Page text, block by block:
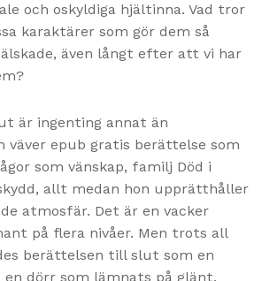
och oskyldiga hjältinna. Vad tror
karaktärer som gör dem så
även långt efter att vi har
är ingenting annat än
väver epub gratis berättelse som
som vänskap, familj Död i
allt medan hon upprätthåller
atmosfär. Det är en vacker
på flera nivåer. Men trots all
berättelsen till slut som en
en dörr som lämnats på glänt.